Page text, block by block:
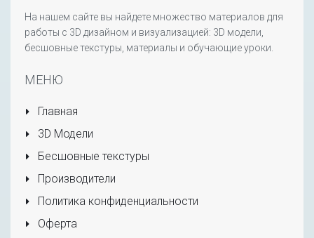
На нашем сайте вы найдете множество материалов для
работы с 3D дизайном и визуализацией: 3D модели,
бесшовные текстуры, материалы и обучающие уроки.
МЕНЮ
Главная
3D Модели
Бесшовные текстуры
Производители
Политика конфиденциальности
Оферта